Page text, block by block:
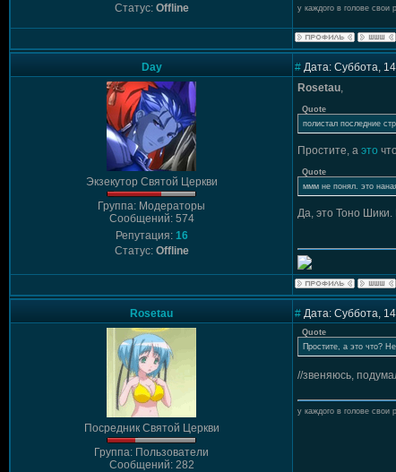
Статус: Offline
у каждого в голове свои
Day # Дата: Суббота,
Экзекутор Святой Церкви
Группа: Модераторы
Сообщений: 574
Репутация: 16
Статус: Offline
Rosetau,
Quote
полистал последние
Простите, а это
Quote
ммм не понял. это
Да, это Тоно Шики.
Rosetau # Дата: Суббота,
Посредник Святой Церкви
Группа: Пользователи
Сообщений: 282
Quote
Простите, а это что?
//звеняюсь,
у каждого в голове свои